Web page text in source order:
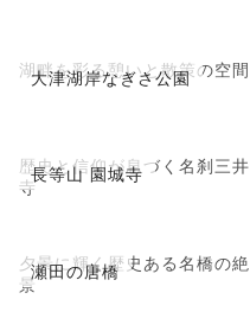
大津湖岸なぎさ公園
湖畔を彩る憩いと散策の空間
長等山 園城寺
歴史と信仰が息づく名刹三井
寺
瀬田の唐橋
夕景に輝く歴史ある名橋の絶
景